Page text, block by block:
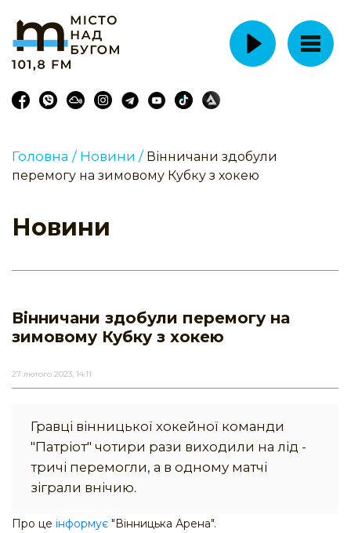
Головна / Новини / Вінничани здобули
перемогу на зимовому Кубку з хокею
Новини
Вінничани здобули перемогу на
зимовому Кубку з хокею
27 лютого 2023, 14:11
Гравці вінницької хокейної команди
"Патріот" чотири рази виходили на лід -
тричі перемогли, а в одному матчі
зіграли внічию.
Про це інформує "Вінницька Арена".